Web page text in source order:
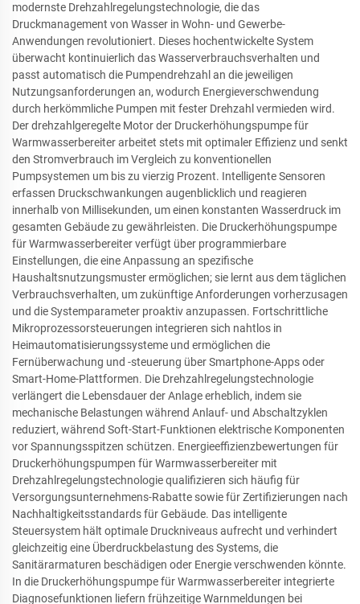
modernste Drehzahlregelungstechnologie, die das
Druckmanagement von Wasser in Wohn- und Gewerbe-
Anwendungen revolutioniert. Dieses hochentwickelte System
überwacht kontinuierlich das Wasserverbrauchsverhalten und
passt automatisch die Pumpendrehzahl an die jeweiligen
Nutzungsanforderungen an, wodurch Energieverschwendung
durch herkömmliche Pumpen mit fester Drehzahl vermieden wird.
Der drehzahlgeregelte Motor der Druckerhöhungspumpe für
Warmwasserbereiter arbeitet stets mit optimaler Effizienz und senkt
den Stromverbrauch im Vergleich zu konventionellen
Pumpsystemen um bis zu vierzig Prozent. Intelligente Sensoren
erfassen Druckschwankungen augenblicklich und reagieren
innerhalb von Millisekunden, um einen konstanten Wasserdruck im
gesamten Gebäude zu gewährleisten. Die Druckerhöhungspumpe
für Warmwasserbereiter verfügt über programmierbare
Einstellungen, die eine Anpassung an spezifische
Haushaltsnutzungsmuster ermöglichen; sie lernt aus dem täglichen
Verbrauchsverhalten, um zukünftige Anforderungen vorherzusagen
und die Systemparameter proaktiv anzupassen. Fortschrittliche
Mikroprozessorsteuerungen integrieren sich nahtlos in
Heimautomatisierungssysteme und ermöglichen die
Fernüberwachung und -steuerung über Smartphone-Apps oder
Smart-Home-Plattformen. Die Drehzahlregelungstechnologie
verlängert die Lebensdauer der Anlage erheblich, indem sie
mechanische Belastungen während Anlauf- und Abschaltzyklen
reduziert, während Soft-Start-Funktionen elektrische Komponenten
vor Spannungsspitzen schützen. Energieeffizienzbewertungen für
Druckerhöhungspumpen für Warmwasserbereiter mit
Drehzahlregelungstechnologie qualifizieren sich häufig für
Versorgungsunternehmens-Rabatte sowie für Zertifizierungen nach
Nachhaltigkeitsstandards für Gebäude. Das intelligente
Steuersystem hält optimale Druckniveaus aufrecht und verhindert
gleichzeitig eine Überdruckbelastung des Systems, die
Sanitärarmaturen beschädigen oder Energie verschwenden könnte.
In die Druckerhöhungspumpe für Warmwasserbereiter integrierte
Diagnosefunktionen liefern frühzeitige Warnmeldungen bei